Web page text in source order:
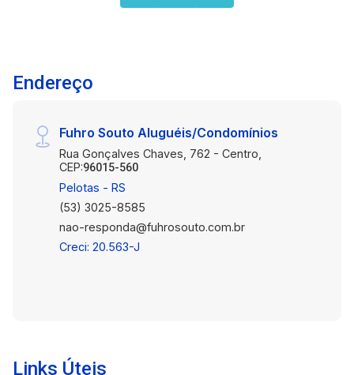
Endereço
Fuhro Souto Aluguéis/Condomínios
Rua Gonçalves Chaves, 762 - Centro,
CEP:96015-560
Pelotas - RS
(53) 3025-8585
nao-responda@fuhrosouto.com.br
Creci: 20.563-J
Links Úteis